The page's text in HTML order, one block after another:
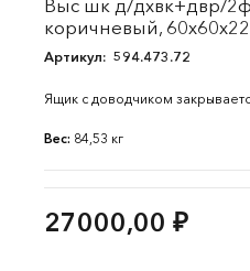
Выс шк д/дхвк+двр/
коричневый,
Артикул: 594.473.72
Ящик с доводчиком
Вес: 84,53 кг
27000,00 ₽